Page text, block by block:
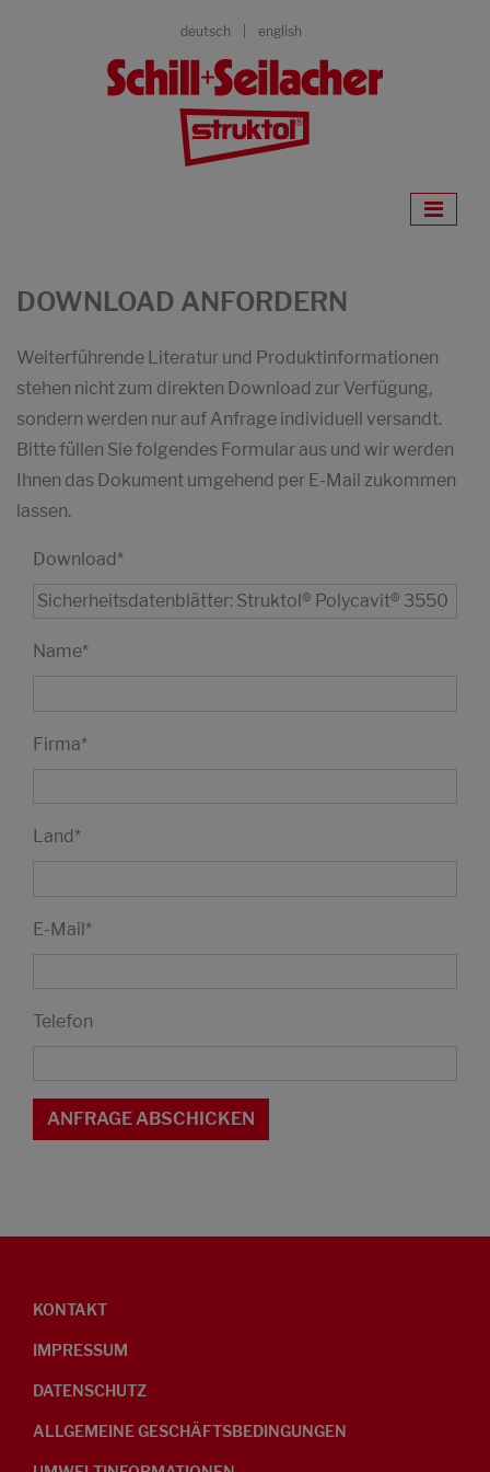
deutsch english
DOWNLOAD ANFORDERN
Weiterführende Literatur und Produktinformationen
stehen nicht zum direkten Download zur Verfügung,
sondern werden nur auf Anfrage individuell versandt.
Bitte füllen Sie folgendes Formular aus und wir werden
Ihnen das Dokument umgehend per E-Mail zukommen
lassen.
Download*
Name*
Firma*
Land*
E-Mail*
Telefon
KONTAKT
IMPRESSUM
DATENSCHUTZ
ALLGEMEINE GESCHÄFTSBEDINGUNGEN